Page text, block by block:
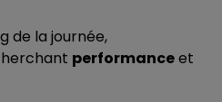
de la journée,
performanceet